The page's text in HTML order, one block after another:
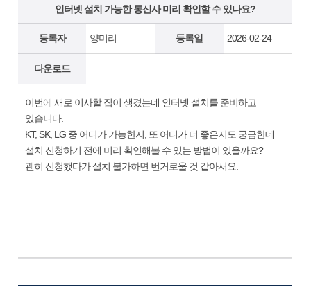
인터넷 설치 가능한 통신사 미리 확인할 수 있나요?
등록자 양미리 등록일 2026-02-24
다운로드
이번에 새로 이사할 집이 생겼는데 인터넷 설치를 준비하고
있습니다.
KT, SK, LG 중 어디가 가능한지, 또 어디가 더 좋은지도 궁금한데
설치 신청하기 전에 미리 확인해볼 수 있는 방법이 있을까요?
괜히 신청했다가 설치 불가하면 번거로울 것 같아서요.